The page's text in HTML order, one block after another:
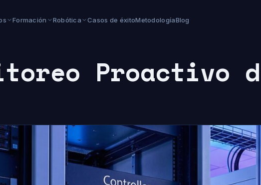
Formación Robótica Casos de éxitoMetodologíaBlog
Proactivo